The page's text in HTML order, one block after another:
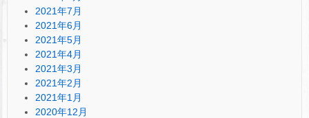
2021年7月
2021年6月
2021年5月
2021年4月
2021年3月
2021年2月
2021年1月
2020年12月